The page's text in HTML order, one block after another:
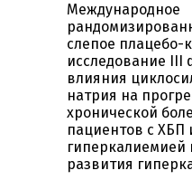
Международное
слепое плацебо-
исследование III
влияния
натрия на
хронической
пациентов с ХБП
гиперкалиемией
развития